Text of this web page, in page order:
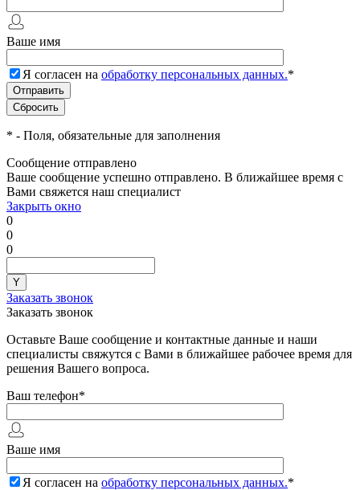
Ваше имя
Я согласен на обработку персональных данных.*
* - Поля, обязательные для заполнения
Сообщение отправлено
Ваше сообщение успешно отправлено. В ближайшее время с
Вами свяжется наш специалист
Закрыть окно
0
0
0
Заказать звонок
Заказать звонок
Оставьте Ваше сообщение и контактные данные и наши
специалисты свяжутся с Вами в ближайшее рабочее время для
решения Вашего вопроса.
Ваш телефон*
Ваше имя
Я согласен на обработку персональных данных.*